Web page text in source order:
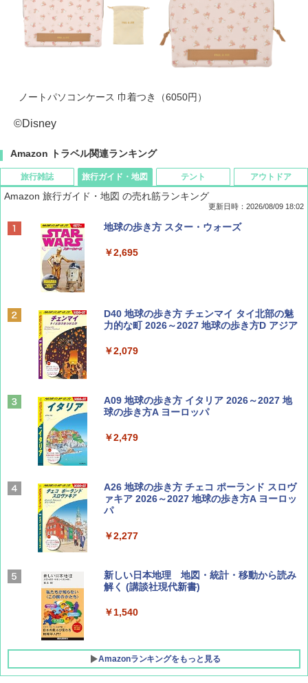
ノートパソコンケース 巾着つき（6050円）
©Disney
Amazon トラベル関連ランキング
旅行雑誌
BE-PAL(ビ-パル) 2026年 9 月号【特別付録:
ディズニーファン ２０２６年 ９月号 [雑
誌] (ＤＩＳＮＥＹ ＦＡＮ)
￥713
山と溪谷 2026年8月号「南アルプス大全」
Coyote No.89 特集 星野道夫 夢見る旅
￥1,540
AIRLINE（エアライン）2026年9月号【特
集】ボーイング110周年を祝して！
￥1,760
旅行ガイド・地図
Amazon 旅行ガイド・地図 の売れ筋ランキング
更新日時：2026/08/09 18:02
地球の歩き方 スター・ウォーズ
￥2,695
D40 地球の歩き方 チェンマイ タイ北部の魅
力的な町 2026～2027 地球の歩き方D アジア
￥2,079
A09 地球の歩き方 イタリア 2026～2027 地
球の歩き方A ヨーロッパ
￥2,479
A26 地球の歩き方 チェコ ポーランド スロヴ
ァキア 2026～2027 地球の歩き方A ヨーロッ
パ
￥2,277
新しい日本地理 地図・統計・移動から読み
解く (講談社現代新書)
￥1,540
Amazonランキングをもっと見る
テント アウトドア